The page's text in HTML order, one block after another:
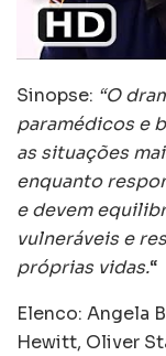
Sinopse: “O
paramédicos e
as situações
enquanto
e devem
vulneráveis e
próprias vidas.“
Elenco: Angela
Hewitt, Oliver